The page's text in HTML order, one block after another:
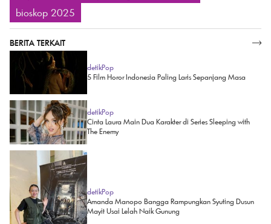
bioskop 2025
BERITA TERKAIT
detikPop
5 Film Horor Indonesia Paling Laris Sepanjang Masa
detikPop
Cinta Laura Main Dua Karakter di Series Sleeping with
The Enemy
detikPop
Amanda Manopo Bangga Rampungkan Syuting Dusun
Mayit Usai Lelah Naik Gunung